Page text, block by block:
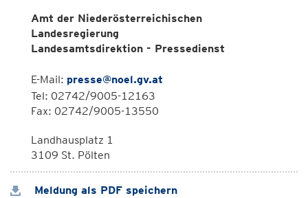
Amt der Niederösterreichischen
Landesregierung
Landesamtsdirektion - Pressedienst
E-Mail: presse@noel.gv.at
Tel: 02742/9005-12163
Fax: 02742/9005-13550
Landhausplatz 1
3109 St. Pölten
Meldung als PDF speichern